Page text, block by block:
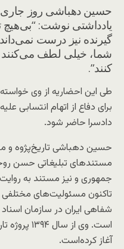
حسین دهباشی روز جاری
یادداشتی نوشت: “بی‌هیچ
گیرنده نیز درست
شما، خیلی لطف می‌کنند
کنند”.
برای دفاع از اتهام انتسابی
دادسرا حاضر شود.
حسین دهباشی تاریخ‌پژوه و
مستندهای تبلیغاتی حسن
جمهوری و نیز مستند به
تاکنون مسئولیت‌های مختلفی
شفاهی ایران در سازمان
است. وی از
آغاز کرده‌است.